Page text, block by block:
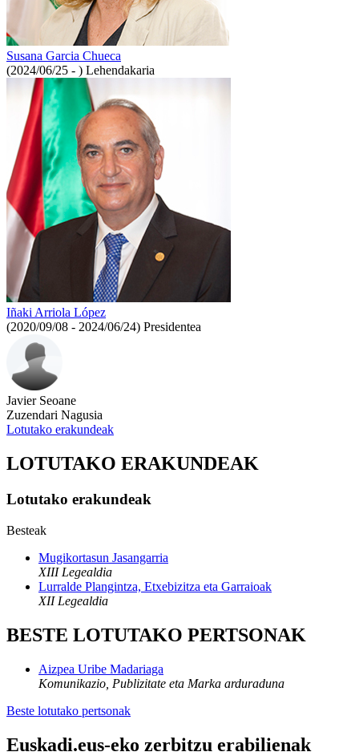
Susana Garcia Chueca
(2024/06/25 - ) Lehendakaria
Iñaki Arriola López
(2020/09/08 - 2024/06/24) Presidentea
Javier Seoane
Zuzendari Nagusia
Lotutako erakundeak
LOTUTAKO ERAKUNDEAK
Lotutako erakundeak
Besteak
Mugikortasun Jasangarria
XIII Legealdia
Lurralde Plangintza, Etxebizitza eta Garraioak
XII Legealdia
BESTE LOTUTAKO PERTSONAK
Aizpea Uribe Madariaga
Komunikazio, Publizitate eta Marka arduraduna
Beste lotutako pertsonak
Euskadi.eus-eko zerbitzu erabilienak